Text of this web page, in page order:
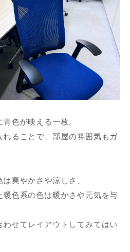
色が映える一枚。
れることで、部屋の雰囲気もガ
爽やかさや涼しさ、
暖色系の色は暖かさや元気を与
せてレイアウトしてみてはい